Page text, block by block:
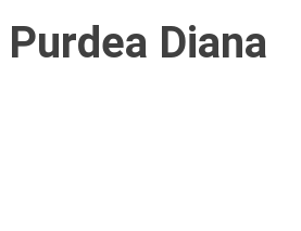
Purdea Diana